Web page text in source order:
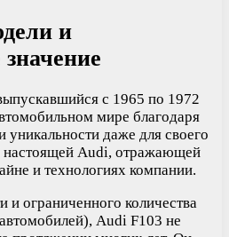
и
с 1965 по 1972
мире благодаря
уникальности даже для своего
настоящей Audi, отражающей
и технологиях компании.
и ограниченного количества
Audi F103 не